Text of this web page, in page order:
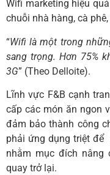
Wifi marketing hiệu
chuỗi nhà hàng, cà
“Wifi là một trong
sang trọng. Hơn 75%
3G” (Theo Delloite).
Lĩnh vực F&B cạnh
cấp các món ăn ngon
đảm bảo thành công
phải ứng dụng triệt để
nhằm mục đích nâng
quay trở lại.